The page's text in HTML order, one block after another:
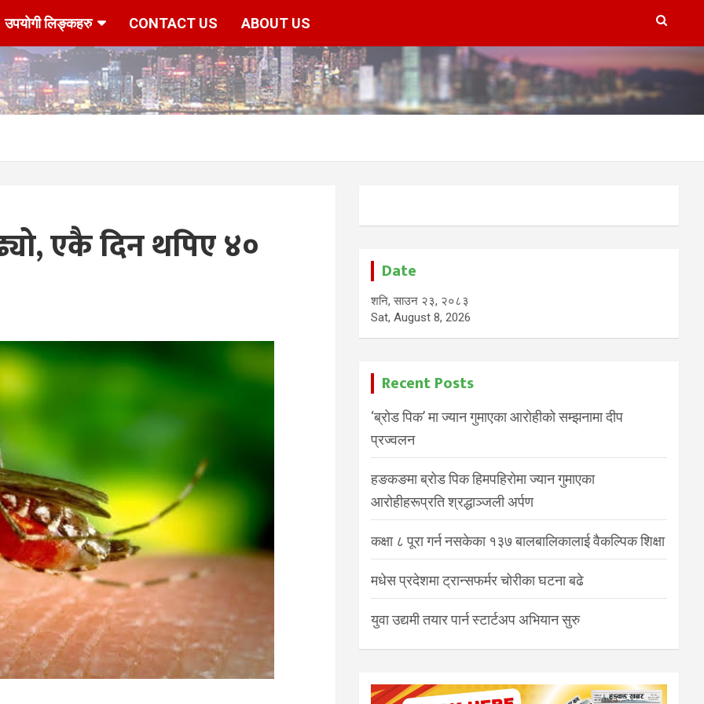
उपयोगी लिङ्कहरु CONTACT US ABOUT US
एकै दिन थपिए ४० Date
शनि, साउन २३, २०८३
Sat, August 8, 2026
Recent Posts
‘ब्रोड पिक’ मा ज्यान गुमाएका आरोहीको सम्झनामा दीप
प्रज्वलन
हङकङमा ब्रोड पिक हिमपहिरोमा ज्यान गुमाएका
आरोहीहरूप्रति श्रद्धाञ्जली अर्पण
कक्षा ८ पूरा गर्न नसकेका १३७ बालबालिकालाई वैकल्पिक शिक्षा
मधेस प्रदेशमा ट्रान्सफर्मर चोरीका घटना बढे
युवा उद्यमी तयार पार्न स्टार्टअप अभियान सुरु